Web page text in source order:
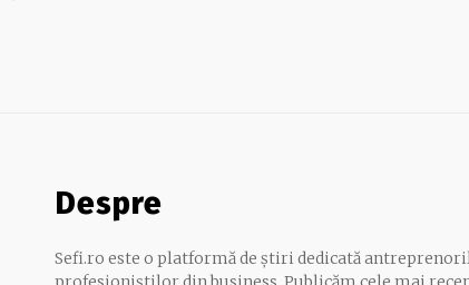
Despre
Sefi.ro este o platformă de știri dedicată